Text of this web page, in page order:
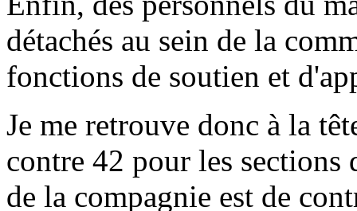
détachés au sein de la
fonctions de soutien et
Je me retrouve donc à la
contre 42 pour les
de la compagnie est de